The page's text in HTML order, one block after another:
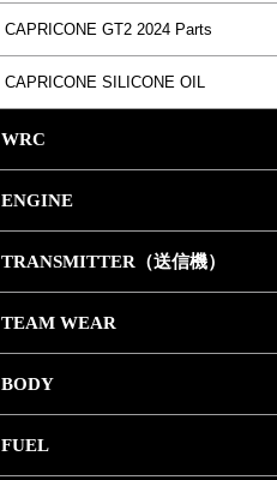
CAPRICONE GT2 2024 Parts
CAPRICONE SILICONE OIL
WRC
ENGINE
TRANSMITTER（送信機）
TEAM WEAR
BODY
FUEL